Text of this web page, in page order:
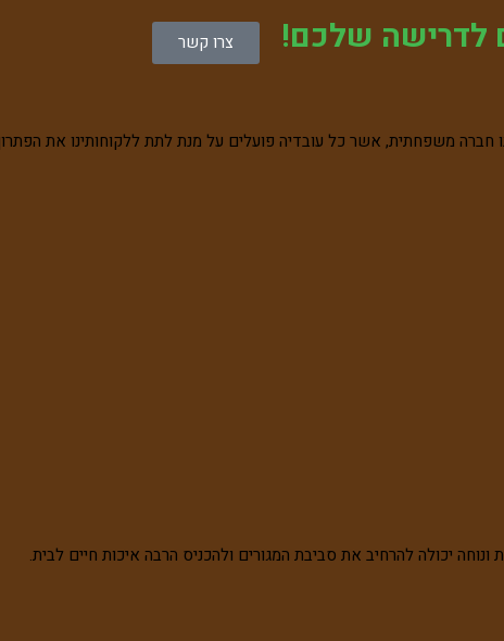
לדרישה שלכם! צרו קשר
חברה משפחתית, אשר כל עובדיה פועלים על מנת לתת ללקוחותינו את
יכולה להרחיב את סביבת המגורים ולהכניס הרבה איכות חיים לבית.